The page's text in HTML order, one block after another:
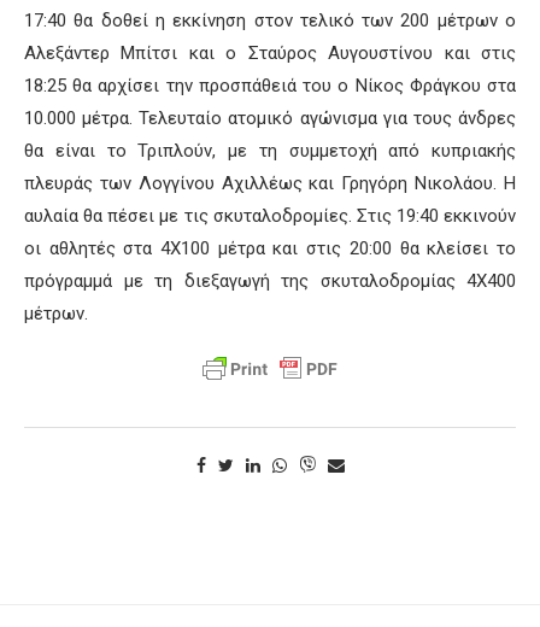
17:40 θα δοθεί η εκκίνηση στον τελικό των 200 μέτρων ο
Αλεξάντερ Μπίτσι και ο Σταύρος Αυγουστίνου και στις
18:25 θα αρχίσει την προσπάθειά του ο Νίκος Φράγκου στα
10.000 μέτρα. Τελευταίο ατομικό αγώνισμα για τους άνδρες
θα είναι το Τριπλούν, με τη συμμετοχή από κυπριακής
πλευράς των Λογγίνου Αχιλλέως και Γρηγόρη Νικολάου. Η
αυλαία θα πέσει με τις σκυταλοδρομίες. Στις 19:40 εκκινούν
οι αθλητές στα 4Χ100 μέτρα και στις 20:00 θα κλείσει το
πρόγραμμά με τη διεξαγωγή της σκυταλοδρομίας 4Χ400
μέτρων.